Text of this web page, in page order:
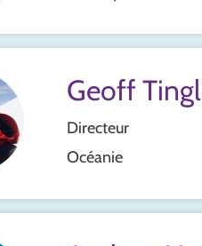
Geoff
Directeur
Océanie